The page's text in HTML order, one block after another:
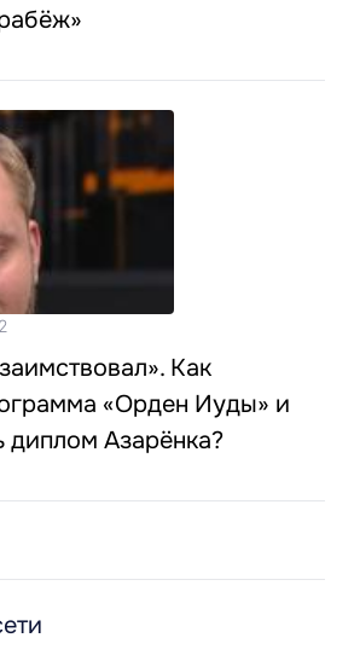
Как
«Орден Иуды» и
диплом Азарёнка?